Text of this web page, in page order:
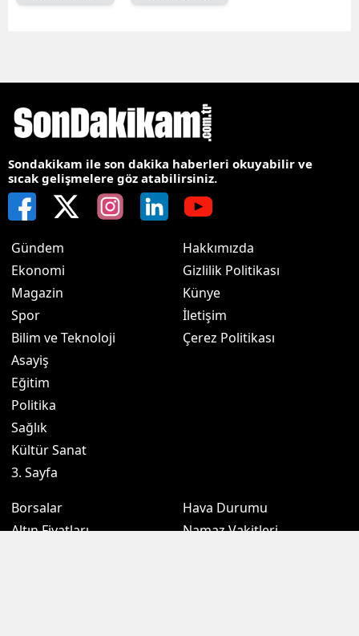
Sondakikam ile son dakika haberleri okuyabilir ve
sıcak gelişmelere göz atabilirsiniz.
Gündem
Ekonomi
Magazin
Spor
Bilim ve Teknoloji
Asayiş
Eğitim
Politika
Sağlık
Kültür Sanat
3. Sayfa
Hakkımızda
Gizlilik Politikası
Künye
İletişim
Çerez Politikası
Borsalar
Altın Fiyatları
Hava Durumu
Namaz Vakitleri